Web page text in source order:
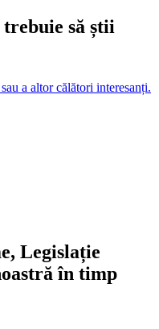
să știi
a altor călători interesanți.
Legislație
în timp